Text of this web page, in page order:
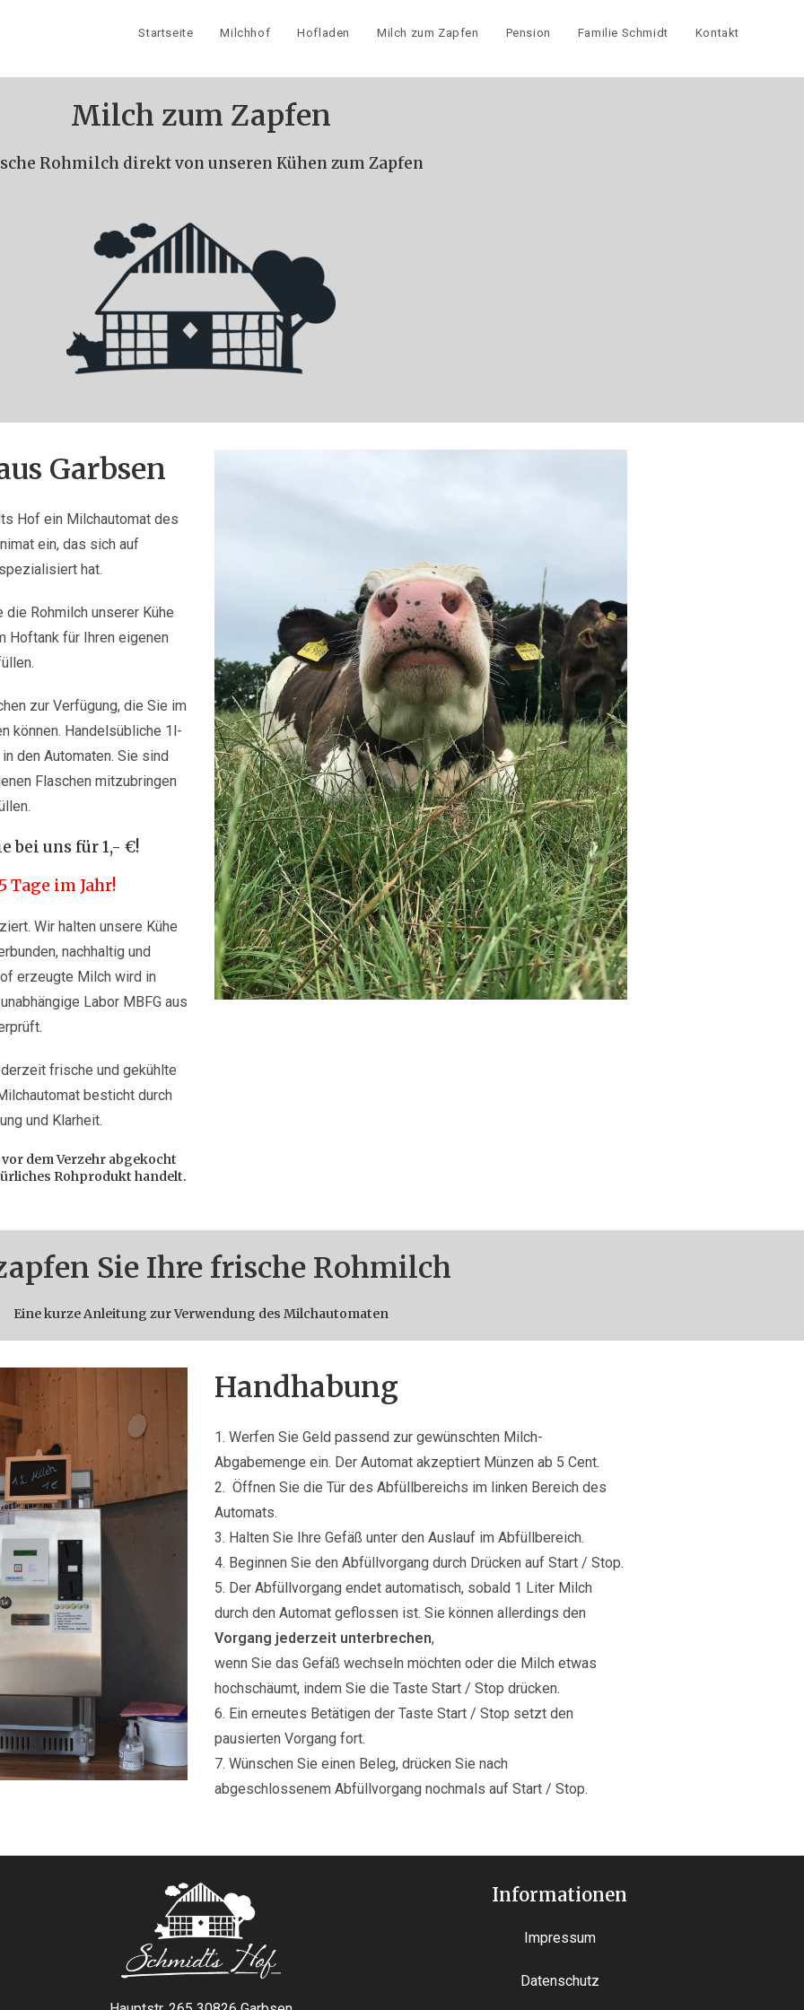
Startseite Milchhof Hofladen Milch zum Zapfen Pension Familie Schmidt Kontakt
Milch zum Zapfen
Rohmilch direkt von unseren Kühen zum Zapfen
Garbsen
Hof ein Milchautomat des
ein, das sich auf
hat.
die Rohmilch unserer Kühe
Hoftank für Ihren eigenen
zur Verfügung, die Sie im
können. Handelsübliche 1l-
den Automaten. Sie sind
Flaschen mitzubringen
bei uns für 1,- €!
Tage im Jahr!
Wir halten unsere Kühe
nachhaltig und
erzeugte Milch wird in
Labor MBFG aus
frische und gekühlte
besticht durch
und Klarheit.
dem Verzehr abgekocht
Rohprodukt handelt.
Sie Ihre frische Rohmilch
Eine kurze Anleitung zur Verwendung des Milchautomaten
Handhabung
1. Werfen Sie Geld passend zur gewünschten Milch-
Abgabemenge ein. Der Automat akzeptiert Münzen ab 5 Cent.
2. Öffnen Sie die Tür des Abfüllbereichs im linken Bereich des
Automats.
3. Halten Sie Ihre Gefäß unter den Auslauf im Abfüllbereich.
4. Beginnen Sie den Abfüllvorgang durch Drücken auf Start / Stop.
5. Der Abfüllvorgang endet automatisch, sobald 1 Liter Milch
durch den Automat geflossen ist. Sie können allerdings den
Vorgang jederzeit unterbrechen,
wenn Sie das Gefäß wechseln möchten oder die Milch etwas
hochschäumt, indem Sie die Taste Start / Stop drücken.
6. Ein erneutes Betätigen der Taste Start / Stop setzt den
pausierten Vorgang fort.
7. Wünschen Sie einen Beleg, drücken Sie nach
abgeschlossenem Abfüllvorgang nochmals auf Start / Stop.
Informationen
Impressum
Datenschutz